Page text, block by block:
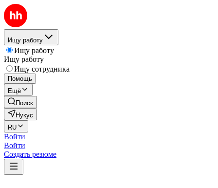
Ищу работу
Ищу работу
Ищу работу
Ищу сотрудника
Помощь
Ещё
Поиск
Нукус
RU
Войти
Войти
Создать резюме